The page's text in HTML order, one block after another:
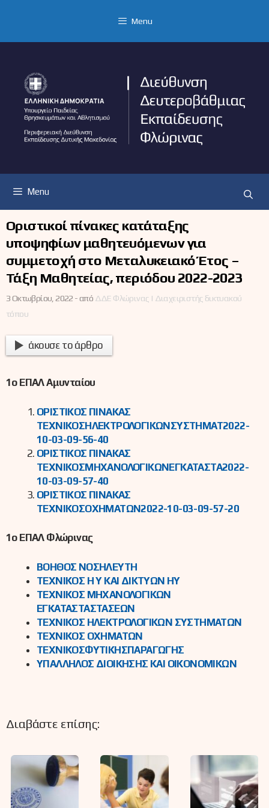
Menu
Menu
Οριστικοί πίνακες κατάταξης
υποψηφίων μαθητευόμενων για
συμμετοχή στο Μεταλυκειακό Έτος –
Τάξη Μαθητείας, περιόδου 2022-2023
3 Οκτωβρίου, 2022 -από ΔΔΕ Φλώρινας | Διαχειριστής δικτυακού
τόπου
άκουσε το άρθρο
1ο ΕΠΑΛ Αμυνταίου
ΟΡΙΣΤΙΚΟΣ ΠΙΝΑΚΑΣ
ΤΕΧΝΙΚΟΣΗΛΕΚΤΡΟΛΟΓΙΚΩΝΣΥΣΤΗΜΑΤ2022-
10-03-09-56-40
ΟΡΙΣΤΙΚΟΣ ΠΙΝΑΚΑΣ
ΤΕΧΝΙΚΟΣΜΗΧΑΝΟΛΟΓΙΚΩΝΕΓΚΑΤΑΣΤΑ2022-
10-03-09-57-40
ΟΡΙΣΤΙΚΟΣ ΠΙΝΑΚΑΣ
ΤΕΧΝΙΚΟΣΟΧΗΜΑΤΩΝ2022-10-03-09-57-20
1ο ΕΠΑΛ Φλώρινας
ΒΟΗΘΟΣ ΝΟΣΗΛΕΥΤΗ
ΤΕΧΝΙΚΟΣ Η Υ ΚΑΙ ΔΙΚΤΥΩΝ ΗΥ
ΤΕΧΝΙΚΟΣ ΜΗΧΑΝΟΛΟΓΙΚΩΝ
ΕΓΚΑΤΑΣΤΑΣΤΑΣΕΩΝ
ΤΕΧΝΙΚΟΣ ΗΛΕΚΤΡΟΛΟΓΙΚΩΝ ΣΥΣΤΗΜΑΤΩΝ
ΤΕΧΝΙΚΟΣ ΟΧΗΜΑΤΩΝ
ΤΕΧΝΙΚΟΣΦΥΤΙΚΗΣΠΑΡΑΓΩΓΗΣ
ΥΠΑΛΛΗΛΟΣ ΔΙΟΙΚΗΣΗΣ ΚΑΙ ΟΙΚΟΝΟΜΙΚΩΝ
Διαβάστε επίσης: